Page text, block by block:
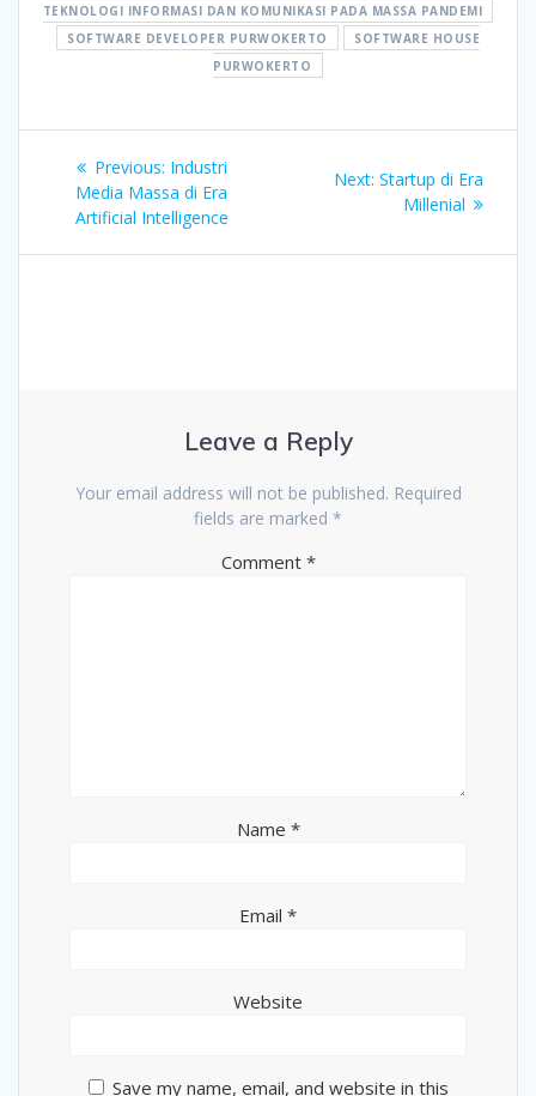
TEKNOLOGI INFORMASI DAN KOMUNIKASI PADA MASSA PANDEMI
SOFTWARE DEVELOPER PURWOKERTO
SOFTWARE HOUSE
PURWOKERTO
Post
navigation
Previous: Previous
post:
Industri
Media Massa di Era
Artificial Intelligence
Next: Next
post:
Startup di Era
Millenial
Leave a Reply
Your email address will not be published. Required
fields are marked *
Comment *
Name *
Email *
Website
Save my name, email, and website in this